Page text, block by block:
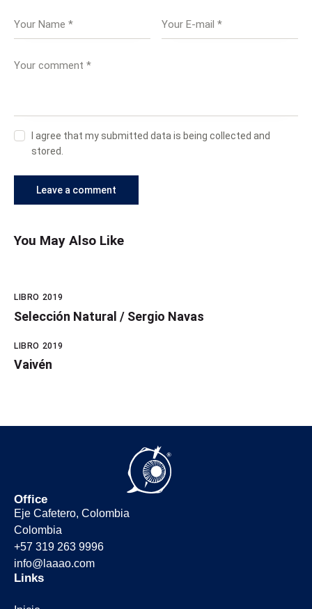
I agree that my submitted data is being collected and
stored.
You May Also Like
LIBRO 2019
Selección Natural / Sergio Navas
LIBRO 2019
Vaivén
Office
Eje Cafetero, Colombia
Colombia
+57 319 263 9996
info@laaao.com
Links